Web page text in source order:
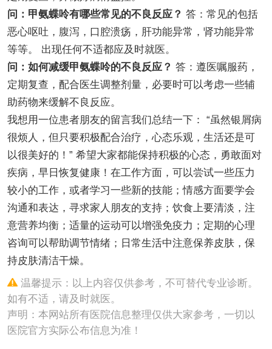
问：甲氨蝶呤有哪些常见的不良反应？ 答：常见的包括
恶心呕吐，腹泻，口腔溃疡，肝功能异常，肾功能异常
等等。 出现任何不适都应及时就医。
问：如何减缓甲氨蝶呤的不良反应？ 答：遵医嘱服药，
定期复查，配合医生调整剂量，必要时可以考虑一些辅
助药物来缓解不良反应。
我想用一位患者朋友的留言我们总结一下： “虽然银屑病
很烦人，但只要积极配合治疗，心态乐观，生活还是可
以很美好的！” 希望大家都能保持积极的心态，勇敢面对
疾病，早日恢复健康！在工作方面，可以尝试一些压力
较小的工作，或者学习一些新的技能；情感方面要学会
沟通和表达，寻求家人朋友的支持；饮食上要清淡，注
意营养均衡；适量的运动可以增强免疫力；定期的心理
咨询可以帮助调节情绪；日常生活中注意保养皮肤，保
持皮肤清洁干燥。
温馨提示：以上内容仅供参考，不可替代专业诊断。
如有不适，请及时就医。
声明：本网站所有医院信息整理仅供大家参考，一切以
医院官方实际公布信息为准！